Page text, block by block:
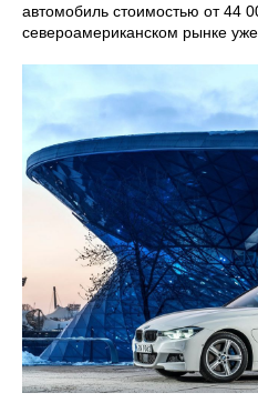
автомобиль стоимостью от 44
североамериканском рынке